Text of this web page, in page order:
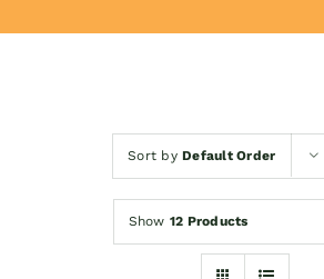
Donează
Sort byDefault Order
Show 12 Products